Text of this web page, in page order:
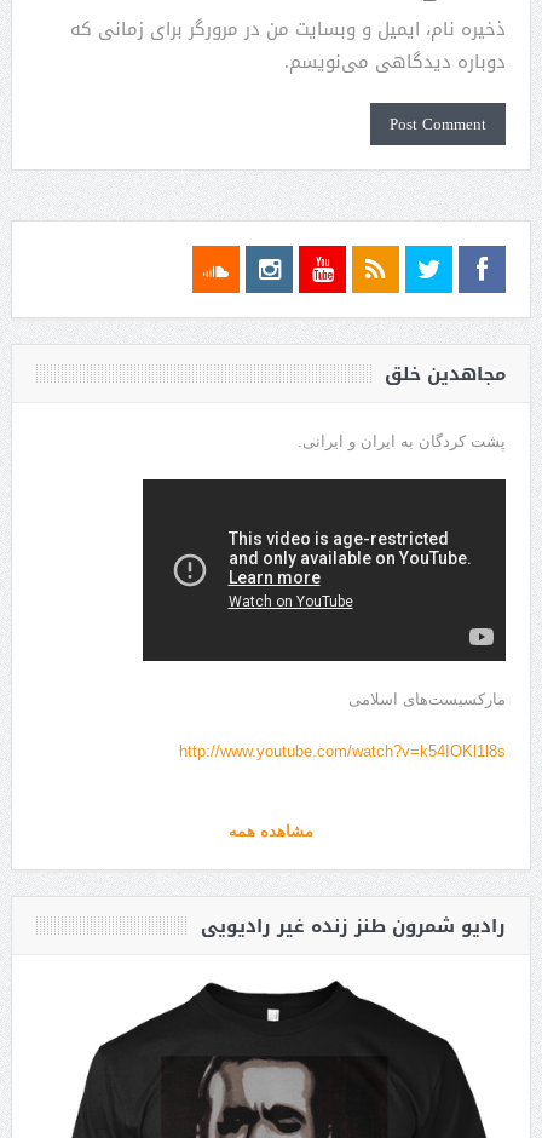
ذخیره نام، ایمیل و وبسایت من در مرورگر برای زمانی که
دوباره دیدگاهی می‌نویسم.
مجاهدین خلق
پشت کردگان به ایران و ایرانی.
مارکسیست‌های اسلامی
http://www.youtube.com/watch?v=k54IOKl1l8s
مشاهده همه
رادیو شمرون طنز زنده غیر رادیویی